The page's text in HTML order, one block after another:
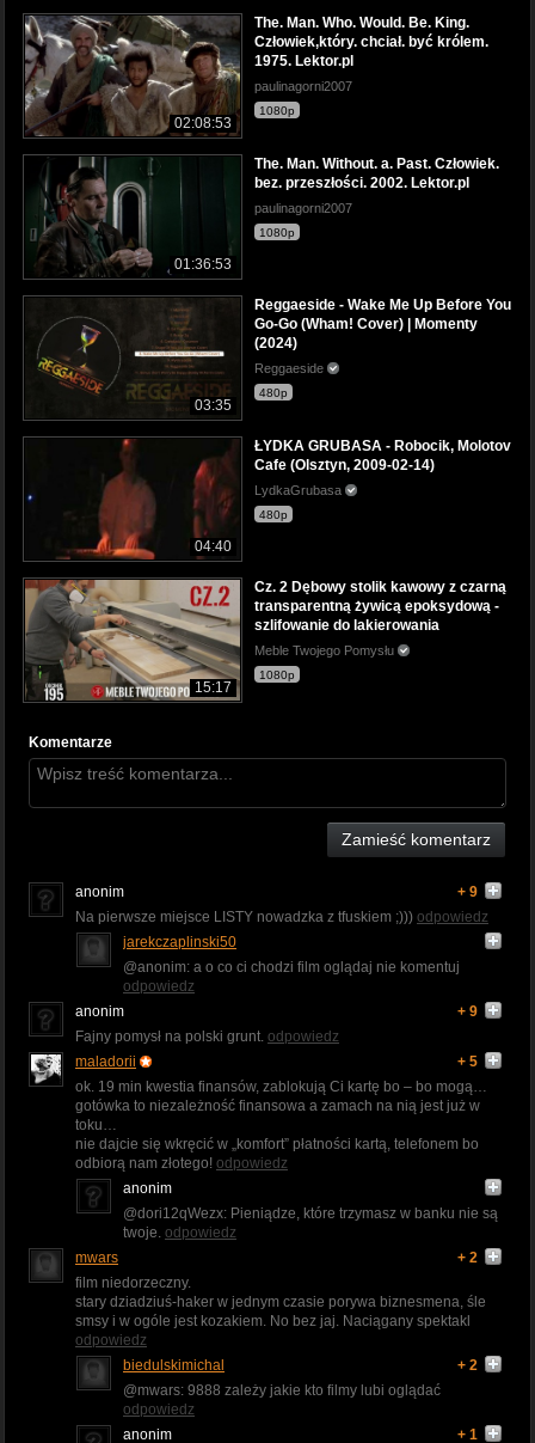
02:08:53
The. Man. Who. Would. Be. King.
Człowiek,który. chciał. być królem.
1975. Lektor.pl
paulinagorni2007
1080p
01:36:53
The. Man. Without. a. Past. Człowiek.
bez. przeszłości. 2002. Lektor.pl
paulinagorni2007
1080p
03:35
Reggaeside - Wake Me Up Before You
Go-Go (Wham! Cover) | Momenty
(2024)
Reggaeside
480p
04:40
ŁYDKA GRUBASA - Robocik, Molotov
Cafe (Olsztyn, 2009-02-14)
LydkaGrubasa
480p
15:17
Cz. 2 Dębowy stolik kawowy z czarną
transparentną żywicą epoksydową -
szlifowanie do lakierowania
Meble Twojego Pomysłu
1080p
Komentarze
Zamieść komentarz
anonim
+ 9
Na pierwsze miejsce LISTY nowadzka z tfuskiem ;))) odpowiedz
jarekczaplinski50
@anonim: a o co ci chodzi film oglądaj nie komentuj
odpowiedz
anonim
+ 9
Fajny pomysł na polski grunt. odpowiedz
maladorii
+ 5
ok. 19 min kwestia finansów, zablokują Ci kartę bo – bo mogą…
gotówka to niezależność finansowa a zamach na nią jest już w
toku…
nie dajcie się wkręcić w „komfort” płatności kartą, telefonem bo
odbiorą nam złotego! odpowiedz
anonim
@dori12qWezx: Pieniądze, które trzymasz w banku nie są
twoje. odpowiedz
mwars
+ 2
film niedorzeczny.
stary dziadziuś-haker w jednym czasie porywa biznesmena, śle
smsy i w ogóle jest kozakiem. No bez jaj. Naciągany spektakl
odpowiedz
biedulskimichal
+ 2
@mwars: 9888 zależy jakie kto filmy lubi oglądać
odpowiedz
anonim
+ 1